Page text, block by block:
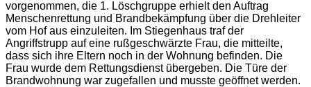
vorgenommen, die 1. Löschgruppe erhielt den Auftrag
Menschenrettung und Brandbekämpfung über die Drehleiter
vom Hof aus einzuleiten. Im Stiegenhaus traf der
Angriffstrupp auf eine rußgeschwärzte Frau, die mitteilte,
dass sich ihre Eltern noch in der Wohnung befinden. Die
Frau wurde dem Rettungsdienst übergeben. Die Türe der
Brandwohnung war zugefallen und musste geöffnet werden.